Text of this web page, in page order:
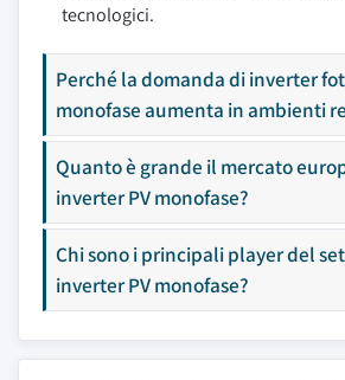
tecnologici.
Perché la domanda di inverter
monofase aumenta in ambienti
Quanto è grande il mercato
inverter PV monofase?
Chi sono i principali player del
inverter PV monofase?